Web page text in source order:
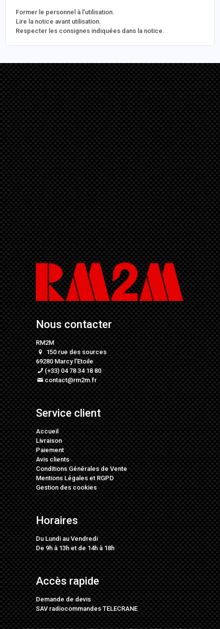
Former le personnel à l’utilisation.
Lire la notice avant utilisation.
Respecter les consignes indiquées dans la notice.
Nous contacter
RM2M
150 rue des sources
69280 Marcy l’Etoile
(+33) 04 78 34 18 80
contact@rm2m.fr
Service client
Accueil
Livraison
Paiement
Avis clients
Conditions Générales de Vente
Mentions LégalesetRGPD
Gestion des cookies
Horaires
Du Lundi au Vendredi
De 9h à 13h et de 14h à 18h
Accès rapide
Demande de devis
SAV radiocommandes TELECRANE